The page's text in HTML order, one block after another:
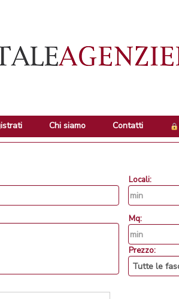
Chi siamo Contatti
Locali:
Mq:
Prezzo: